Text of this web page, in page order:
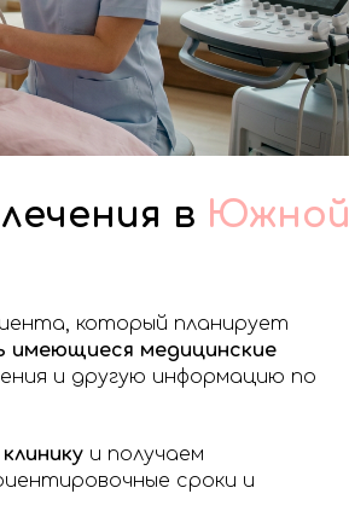
в Южной
который планирует
имеющиеся медицинские
и другую информацию по
и получаем
сроки и